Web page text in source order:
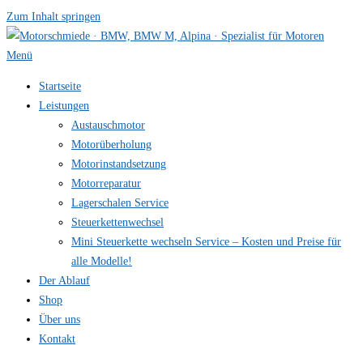
Zum Inhalt springen
Menü
Startseite
Leistungen
Austauschmotor
Motorüberholung
Motorinstandsetzung
Motorreparatur
Lagerschalen Service
Steuerkettenwechsel
Mini Steuer­kette wechseln Service – Kosten und Preise für
alle Modelle!
Der Ablauf
Shop
Über uns
Kontakt